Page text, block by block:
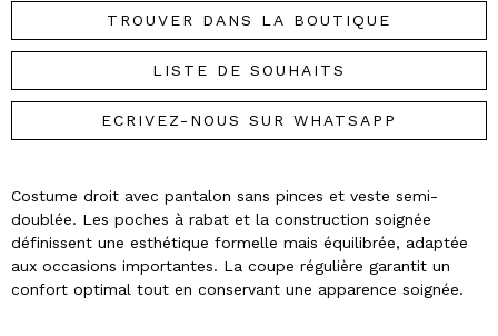
TROUVER DANS LA BOUTIQUE
LISTE DE SOUHAITS
ECRIVEZ-NOUS SUR WHATSAPP
Costume droit avec pantalon sans pinces et veste semi-
doublée. Les poches à rabat et la construction soignée
définissent une esthétique formelle mais équilibrée, adaptée
aux occasions importantes. La coupe régulière garantit un
confort optimal tout en conservant une apparence soignée.